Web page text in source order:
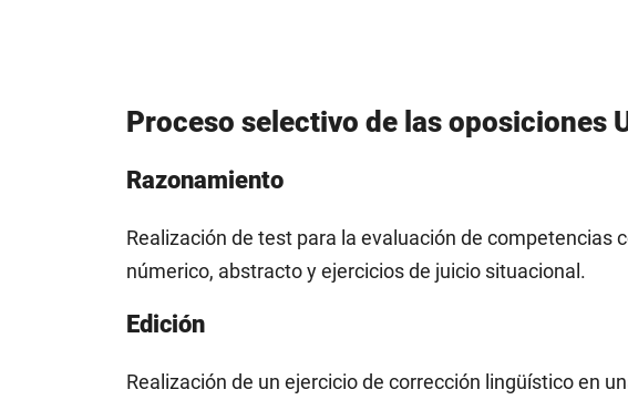
Proceso selectivo de las oposiciones
Razonamiento
Realización de test para la evaluación de competencias
númerico, abstracto y ejercicios de juicio situacional.
Edición
Realización de un ejercicio de corrección lingüístico en